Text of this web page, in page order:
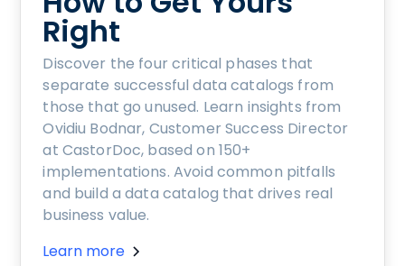
Right
Discover the four critical phases that
separate successful data catalogs from
those that go unused. Learn insights from
Ovidiu Bodnar, Customer Success Director
at CastorDoc, based on 150+
implementations. Avoid common pitfalls
and build a data catalog that drives real
business value.
Learn more